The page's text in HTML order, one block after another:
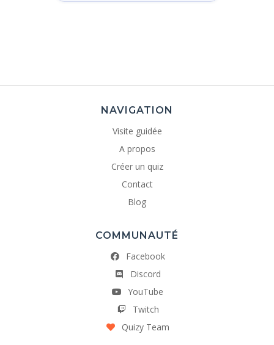
NAVIGATION
Visite guidée
A propos
Créer un quiz
Contact
Blog
COMMUNAUTÉ
Facebook
Discord
YouTube
Twitch
Quizy Team